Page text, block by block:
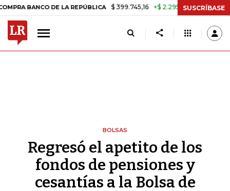
DE LA REPÚBLICA $ 399.745,16 +$ 2.295,71 +0,58% TASA DE
SUSCRÍBASE
BOLSAS
Regresó el apetito de los
fondos de pensiones y
cesantías a la Bolsa de